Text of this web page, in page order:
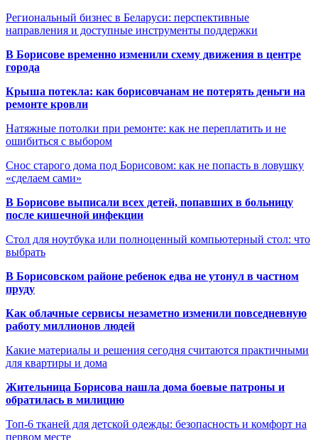
Региональный бизнес в Беларуси: перспективные
направления и доступные инструменты поддержки
В Борисове временно изменили схему движения в центре
города
Крыша потекла: как борисовчанам не потерять деньги на
ремонте кровли
Натяжные потолки при ремонте: как не переплатить и не
ошибиться с выбором
Снос старого дома под Борисовом: как не попасть в ловушку
«сделаем сами»
В Борисове выписали всех детей, попавших в больницу
после кишечной инфекции
Стол для ноутбука или полноценный компьютерный стол: что
выбрать
В Борисовском районе ребенок едва не утонул в частном
пруду
Как облачные сервисы незаметно изменили повседневную
работу миллионов людей
Какие материалы и решения сегодня считаются практичными
для квартиры и дома
Жительница Борисова нашла дома боевые патроны и
обратилась в милицию
Топ-6 тканей для детской одежды: безопасность и комфорт на
первом месте